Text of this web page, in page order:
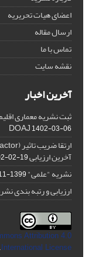
اعضای هیات تحریریه
ارسال مقاله
تماس با ما
نقشه سایت
آخرین اخبار
ثبت نشریه معماری
DOAJ1402-03-06
آخرین ارزیابی ISC02-19
نشریه "علمی"1399-11-27
ارزیابی و رتبه بندی
Attribution 4.0
International License
.